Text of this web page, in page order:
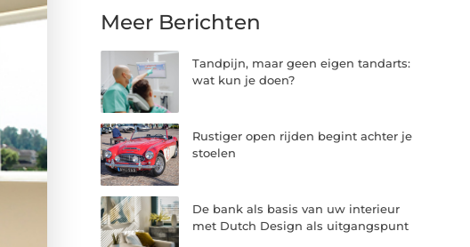
Meer Berichten
Tandpijn, maar geen eigen tandarts:
wat kun je doen?
Rustiger open rijden begint achter je
stoelen
De bank als basis van uw interieur
met Dutch Design als uitgangspunt